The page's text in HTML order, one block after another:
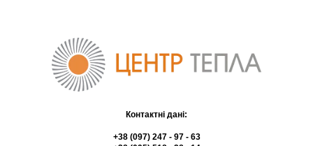
Контактні дані:
+38 (097) 247 - 97 - 63